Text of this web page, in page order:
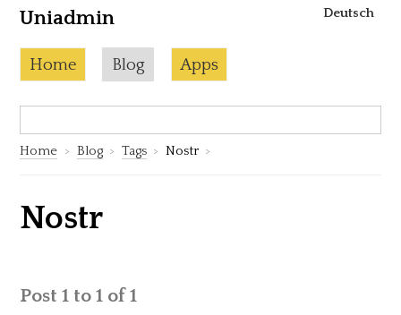
Uniadmin Deutsch
Skip to content
Home Current page:
Blog Apps
Home Blog Tags Nostr
Nostr
Post 1 to 1 of 1